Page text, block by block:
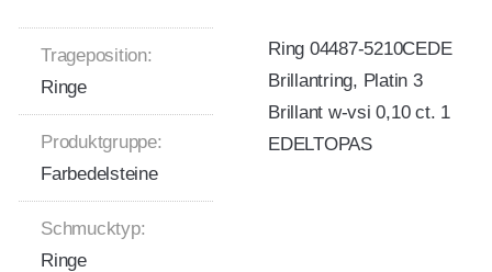
Trageposition:
Ringe
Produktgruppe:
Farbedelsteine
Schmucktyp:
Ringe
Ring 04487-5210CEDE
Brillantring, Platin 3
Brillant w-vsi 0,10 ct. 1
EDELTOPAS